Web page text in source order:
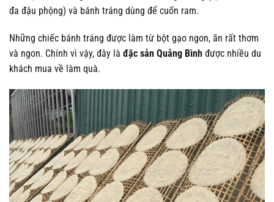
đa đậu phộng) và bánh tráng dùng để cuốn ram.
Những chiếc bánh tráng được làm từ bột gạo ngon, ăn rất thơm
và ngon. Chính vì vậy, đây là đặc sản Quảng Bình được nhiều du
khách mua về làm quà.